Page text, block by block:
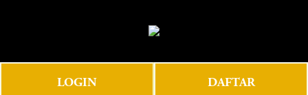
e
LOGIN DAFTAR